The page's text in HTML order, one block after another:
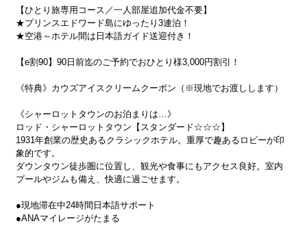
【ひとり旅専用コース／一人部屋追加代金不要】
★プリンスエドワード島にゆったり3連泊！
★空港～ホテル間は日本語ガイド送迎付き！
【e割90】90日前迄のご予約でおひとり様3,000円割引！
《特典》カウズアイスクリームクーポン（※現地でお渡しします）
《シャーロットタウンのお泊まりは…》
ロッド・シャーロットタウン【スタンダード☆☆☆】
1931年創業の歴史あるクラシックホテル。重厚で趣あるロビーが印
象的です。
ダウンタウン徒歩圏に位置し、観光や食事にもアクセス良好。室内
プールやジムも備え、快適に過ごせます。
●現地滞在中24時間日本語サポート
●ANAマイレージがたまる